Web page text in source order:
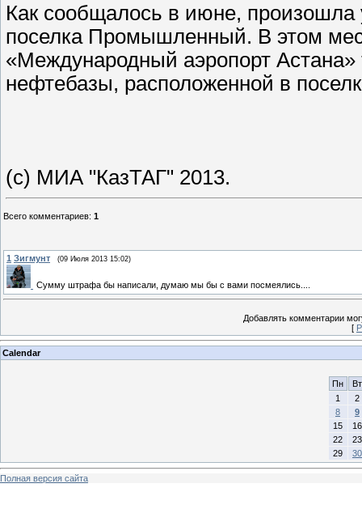
Как сообщалось в июне,
поселка Промышленный. В этом
«Международный аэропорт Астана»
нефтебазы, расположенной в
(c) МИА "КазТАГ" 2013.
Всего комментариев: 1
1 Зигмунт (09 Июля 2013 15:02)
Сумму штрафа бы написали, думаю мы бы с вами посмеялись....
Добавлять комментарии
[
Calendar
Пн
Вт
1
2
8
9
15
16
22
23
29
30
Полная версия сайта